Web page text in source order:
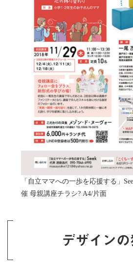
「自立ママへの一歩を応援する」
催 母親講座チラシ? A4/片面
デザインの